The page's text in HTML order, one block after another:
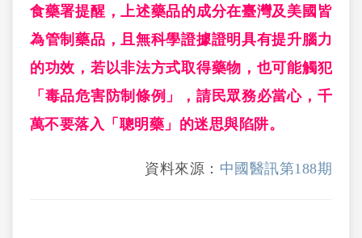
食藥署提醒，上述藥品的成分在臺灣及美國皆
為管制藥品，且無科學證據證明具有提升腦力
的功效，若以非法方式取得藥物，也可能觸犯
「毒品危害防制條例」，請民眾務必當心，千
萬不要落入「聰明藥」的迷思與陷阱。
資料來源： 中國醫訊第188期